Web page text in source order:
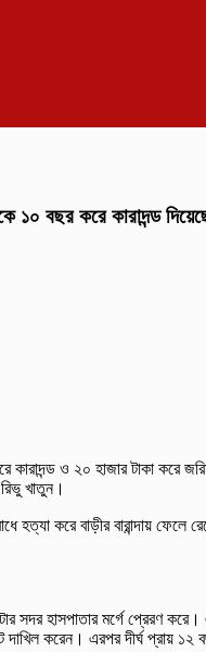
১০ বছর করে কারাদন্ড
কারাদন্ড ও ২০ হাজার টাকা
খাতুন।
করে বাড়ীর বারান্দায় ফেলে
হাসপাতার মর্গে প্রেরণ
করেন। এরপর দীর্ঘ প্রায়